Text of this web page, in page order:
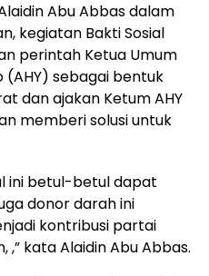
Abu Abbas dalam
kegiatan Bakti Sosial
perintah Ketua Umum
(AHY) sebagai bentuk
dan ajakan Ketum AHY
memberi solusi untuk
ini betul-betul dapat
donor darah ini
kontribusi partai
kata Alaidin Abu Abbas.